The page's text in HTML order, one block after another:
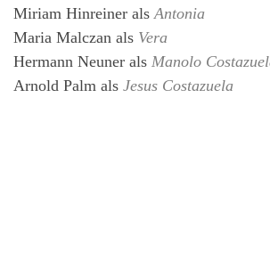
Miriam Hinreiner alsAntonia
Maria Malczan als Vera
Hermann Neuner als Manolo
Arnold Palm als Jesus Costazuela